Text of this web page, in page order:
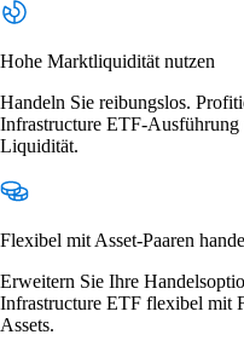
Hohe Marktliquidität nutzen
Handeln Sie reibungslos.
Infrastructure ETF-Ausführung
Liquidität.
Flexibel mit Asset-Paaren
Erweitern Sie Ihre
Infrastructure ETF flexibel mit
Assets.